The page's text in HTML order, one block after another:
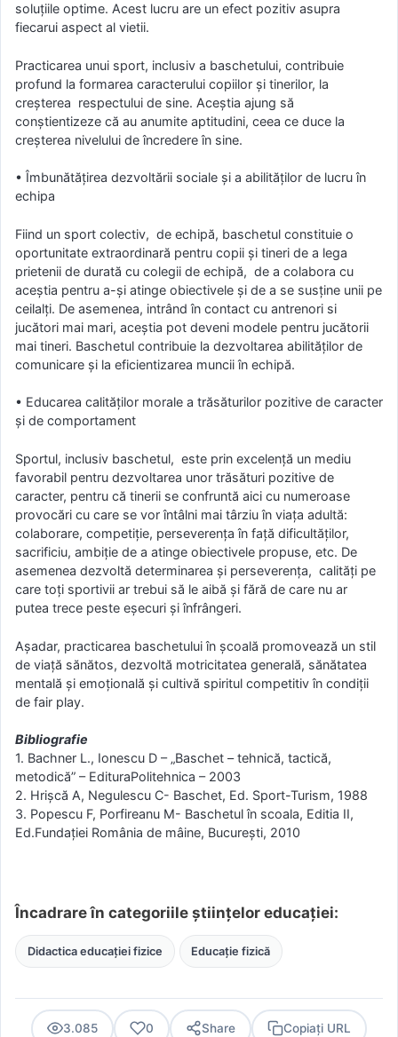
soluţiile optime. Acest lucru are un efect pozitiv asupra
fiecarui aspect al vietii.
Practicarea unui sport, inclusiv a baschetului, contribuie
profund la formarea caracterului copiilor şi tinerilor, la
creşterea respectului de sine. Aceştia ajung să
conştientizeze că au anumite aptitudini, ceea ce duce la
creşterea nivelului de încredere în sine.
• Îmbunătățirea dezvoltării sociale şi a abilităților de lucru în
echipa
Fiind un sport colectiv, de echipă, baschetul constituie o
oportunitate extraordinară pentru copii şi tineri de a lega
prietenii de durată cu colegii de echipă, de a colabora cu
aceştia pentru a-şi atinge obiectivele şi de a se susţine unii pe
ceilalţi. De asemenea, intrând în contact cu antrenori si
jucători mai mari, aceştia pot deveni modele pentru jucătorii
mai tineri. Baschetul contribuie la dezvoltarea abilităţilor de
comunicare şi la eficientizarea muncii în echipă.
• Educarea calităților morale a trăsăturilor pozitive de caracter
și de comportament
Sportul, inclusiv baschetul, este prin excelenţă un mediu
favorabil pentru dezvoltarea unor trăsături pozitive de
caracter, pentru că tinerii se confruntă aici cu numeroase
provocări cu care se vor întâlni mai târziu în viaţa adultă:
colaborare, competiţie, perseverenţa în faţă dificultăţilor,
sacrificiu, ambiție de a atinge obiectivele propuse, etc. De
asemenea dezvoltă determinarea și perseverența, calități pe
care toți sportivii ar trebui să le aibă şi fără de care nu ar
putea trece peste eșecuri și înfrângeri.
Aşadar, practicarea baschetului în şcoală promovează un stil
de viață sănătos, dezvoltă motricitatea generală, sănătatea
mentală şi emoţională și cultivă spiritul competitiv în condiții
de fair play.
Bibliografie
1. Bachner L., Ionescu D – „Baschet – tehnică, tactică,
metodică” – EdituraPolitehnica – 2003
2. Hrişcă A, Negulescu C- Baschet, Ed. Sport-Turism, 1988
3. Popescu F, Porfireanu M- Baschetul în scoala, Editia II,
Ed.Fundaţiei România de mâine, Bucureşti, 2010
Încadrare în categoriile științelor educației:
Didactica educației fizice Educație fizică
3.085 0 Share Copiați URL